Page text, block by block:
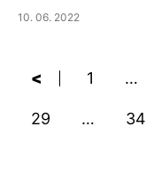
10. 06. 2022
< 1 …
29 … 34